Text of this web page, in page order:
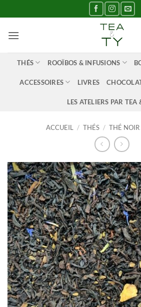
au
contenu
THÉS ROOÏBOS & INFUSIONS
ACCESSOIRES LIVRES
LES ATELIERS PAR TEA
ACCUEIL / THÉS / THÉ NOIR